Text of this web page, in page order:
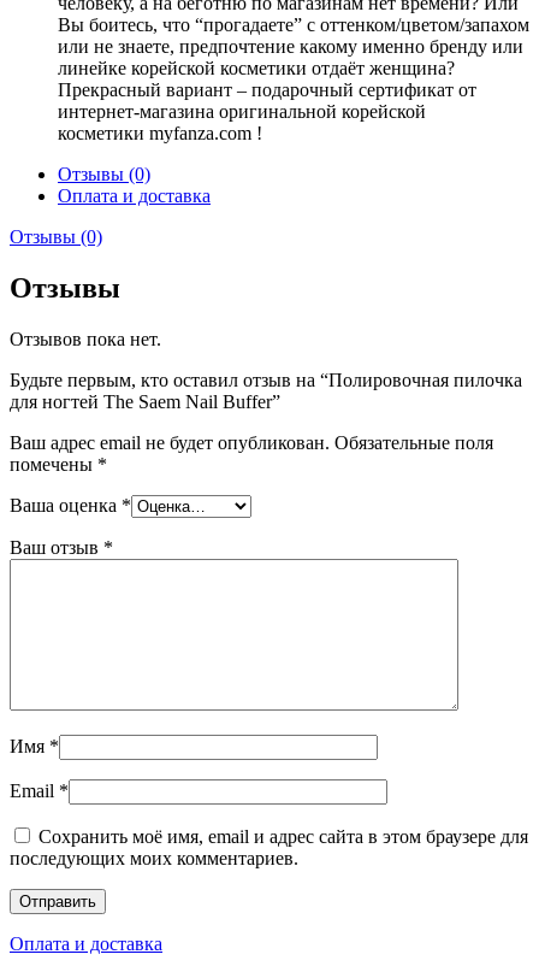
Вы боитесь, что “прогадаете” с оттенком/цветом/запахом
или не знаете, предпочтение какому именно бренду или
линейке корейской косметики отдаёт женщина?
Прекрасный вариант – подарочный сертификат от
интернет-магазина оригинальной корейской
косметики myfanza.com !
Отзывы (0)
Оплата и доставка
Отзывы (0)
Отзывы
Отзывов пока нет.
Будьте первым, кто оставил отзыв на “Полировочная пилочка
для ногтей The Saem Nail Buffer”
Ваш адрес email не будет опубликован. Обязательные поля
помечены *
Ваша оценка *
Ваш отзыв *
Имя *
Email *
Сохранить моё имя, email и адрес сайта в этом браузере для
последующих моих комментариев.
Оплата и доставка